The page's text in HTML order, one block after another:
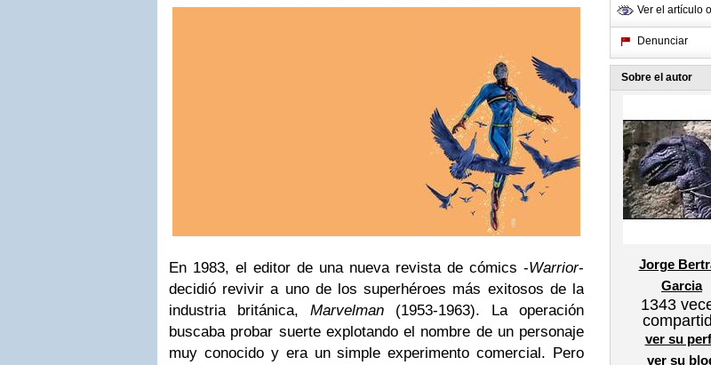
En 1983, el editor de una nueva revista de cómics -Warrior-
decidió revivir a uno de los superhéroes más exitosos de la
industria británica, Marvelman (1953-1963). La operación
buscaba probar suerte explotando el nombre de un personaje
muy conocido y era un simple experimento comercial. Pero
Ver el artículo
Denunciar
Sobre el autor
Jorge
Garcia
1343
ver su
ver su